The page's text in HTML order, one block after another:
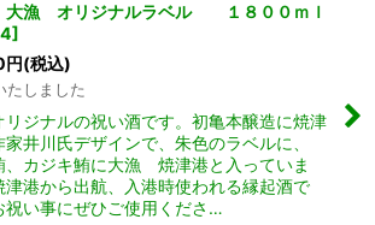
漁 オリジナルラベル １８００ｍｌ
]
円(税込)
たしました
リジナルの祝い酒です。初亀本醸造に焼津
家井川氏デザインで、朱色のラベルに、
、カジキ鮪に大漁 焼津港と入っていま
津港から出航、入港時使われる縁起酒で
祝い事にぜひご使用くださ…